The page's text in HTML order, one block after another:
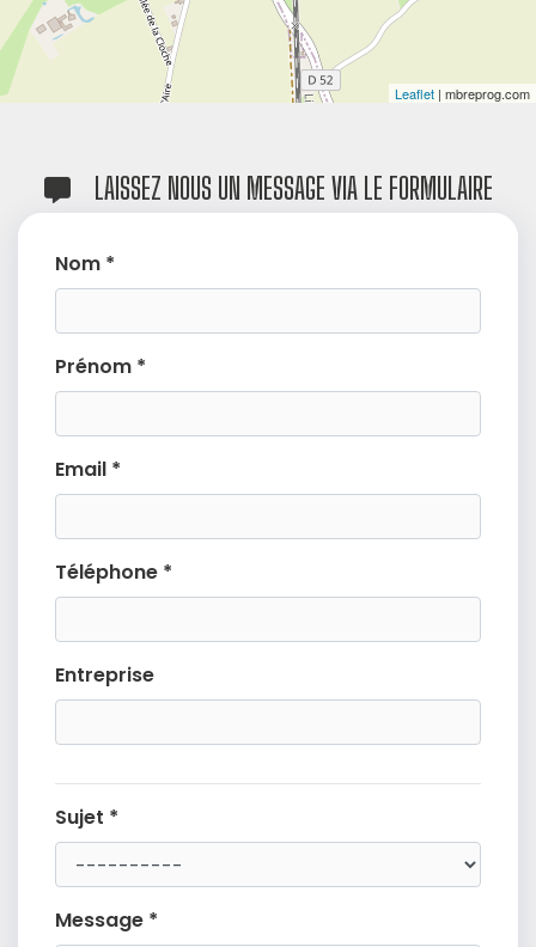
Leaflet | mbreprog.com
LAISSEZ NOUS UN MESSAGE VIA LE FORMULAIRE
Nom *
Prénom *
Email *
Téléphone *
Entreprise
Sujet *
Message *